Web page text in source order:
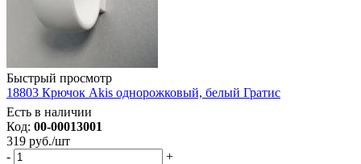
Быстрый просмотр
18803 Крючок Akis однорожковый, белый Гратис
Есть в наличии
Код: 00-00013001
319 руб./шт
-
+